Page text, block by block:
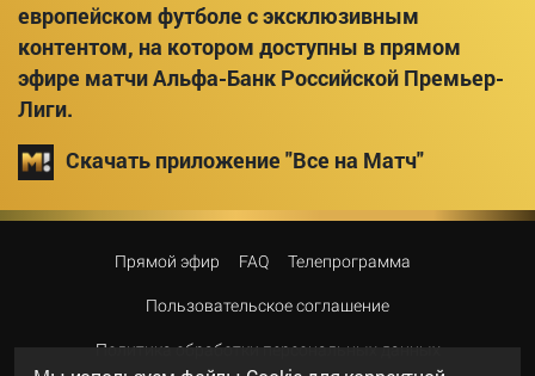
европейском футболе с эксклюзивным
контентом, на котором доступны в прямом
эфире матчи Альфа-Банк Российской Премьер-
Лиги.
Скачать приложение "Все на Матч"
Прямой эфир FAQ Телепрограмма
Пользовательское соглашение
Политика обработки персональных данных